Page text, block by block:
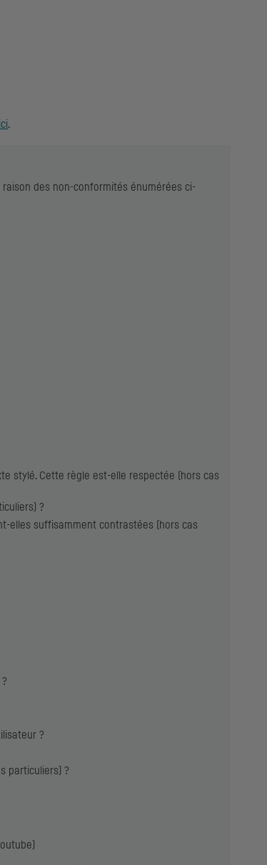
ici.
des non-conformités énumérées ci-
stylé. Cette règle est-elle respectée (hors cas
?
elles suffisamment contrastées (hors cas
?
particuliers) ?